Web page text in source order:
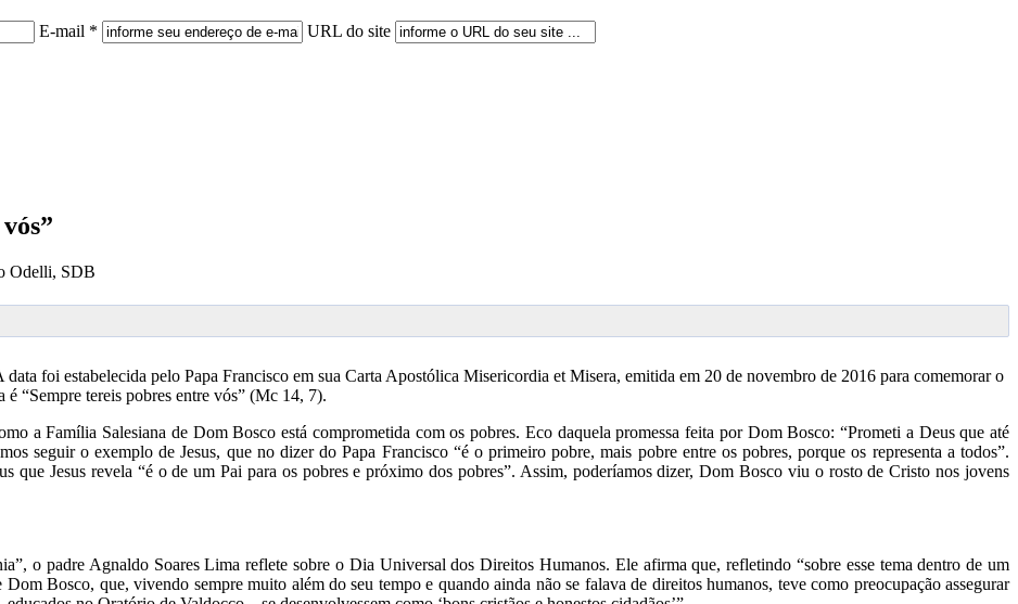
E-mail * URL do site
Odelli, SDB
foi estabelecida pelo Papa Francisco em sua Carta Apostólica Misericordia et Misera, emitida em 20 de novembro de 2016 para comemorar o
“Sempre tereis pobres entre vós” (Mc 14, 7).
a Família Salesiana de Dom Bosco está comprometida com os pobres. Eco daquela promessa feita por Dom Bosco: “Prometi a Deus que até
seguir o exemplo de Jesus, que no dizer do Papa Francisco “é o primeiro pobre, mais pobre entre os pobres, porque os representa a todos”.
que Jesus revela “é o de um Pai para os pobres e próximo dos pobres”. Assim, poderíamos dizer, Dom Bosco viu o rosto de Cristo nos jovens
o padre Agnaldo Soares Lima reflete sobre o Dia Universal dos Direitos Humanos. Ele afirma que, refletindo “sobre esse tema dentro de um
Bosco, que, vivendo sempre muito além do seu tempo e quando ainda não se falava de direitos humanos, teve como preocupação assegurar